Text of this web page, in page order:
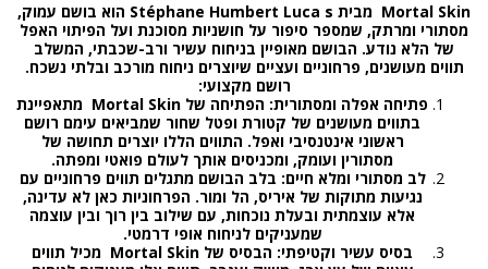
Mortal Skin מבית Stéphane Humbert Luca s
הוא בושם עמוק,
מסתורי ומרתק, שמספר סיפור על חושניות מסוכנת ועל הפיתוי האפל
של הלא נודע. הבושם מאופיין בניחוח עשיר ורב-שכבתי, המשלב
תווים מעושנים, פרחוניים ועציים שיוצרים ניחוח מורכב ובלתי נשכח.
רושם מקצועי:
פתיחה אפלה ומסתורית: הפתיחה של Mortal Skin מתאפיינת
בתווים מעושנים של קטורת ופטל שחור שמביאים עימם רושם
ראשוני אינטנסיבי ואפל. התווים הללו יוצרים תחושה של
מסתורין ועומק, ומכניסים אותך לעולם פואטי ומפתה.
לב מסתורי ומלא חיים: בלב הבושם מתגלים תווים פרחוניים עם
נגיעות מתוקות של איריס, הל ומור. הפרחוניות כאן לא עדינה,
אלא עוצמתית ובעלת נוכחות, עם שילוב בין רוך ובין עוצמה
שמעניקים לניחוח אופי דרמטי.
בסיס עשיר וקטיפתי: הבסיס של Mortal Skin מכיל תווים